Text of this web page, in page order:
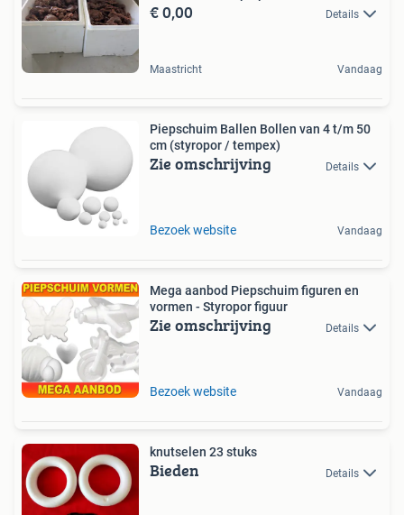
€ 0,00 Details
Maastricht Vandaag
Piepschuim Ballen Bollen van 4 t/m 50
cm (styropor / tempex)
Zie omschrijving Details
Bezoek website Vandaag
Mega aanbod Piepschuim figuren en
vormen - Styropor figuur
Zie omschrijving Details
Bezoek website Vandaag
knutselen 23 stuks
Bieden Details